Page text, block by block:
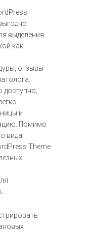
выделения
как
отзывы
доступно,
и
Помимо
вида,
Theme